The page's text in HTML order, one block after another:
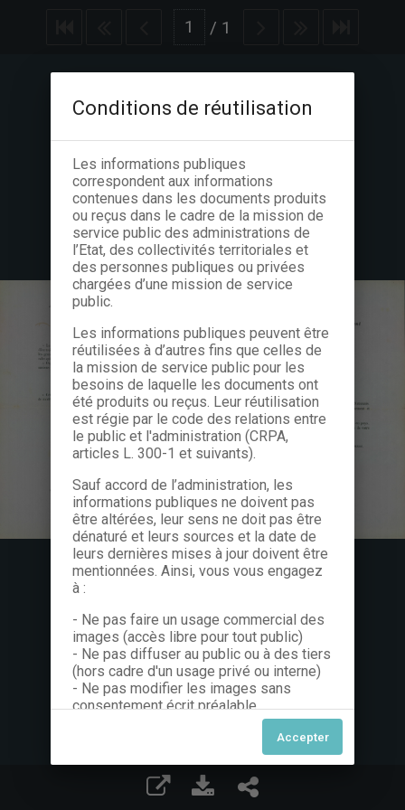
/ 1
Conditions de réutilisation
Les informations publiques
correspondent aux informations
contenues dans les documents produits
ou reçus dans le cadre de la mission de
service public des administrations de
l’Etat, des collectivités territoriales et
des personnes publiques ou privées
chargées d’une mission de service
public.
Les informations publiques peuvent être
réutilisées à d’autres fins que celles de
la mission de service public pour les
besoins de laquelle les documents ont
été produits ou reçus. Leur réutilisation
est régie par le code des relations entre
le public et l'administration (CRPA,
articles L. 300-1 et suivants).
Sauf accord de l’administration, les
informations publiques ne doivent pas
être altérées, leur sens ne doit pas être
dénaturé et leurs sources et la date de
leurs dernières mises à jour doivent être
mentionnées. Ainsi, vous vous engagez
à :
- Ne pas faire un usage commercial des
images (accès libre pour tout public)
- Ne pas diffuser au public ou à des tiers
(hors cadre d'un usage privé ou interne)
- Ne pas modifier les images sans
consentement écrit préalable
Dans le cas contraire, nous vous invitons
à nous contacter afin de solliciter le type
de Licence souhaitée parmi celles
proposées et le cas échéant, acquitter